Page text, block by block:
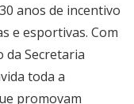
anos de incentivo
e esportivas. Com
Secretaria
toda a
promovam